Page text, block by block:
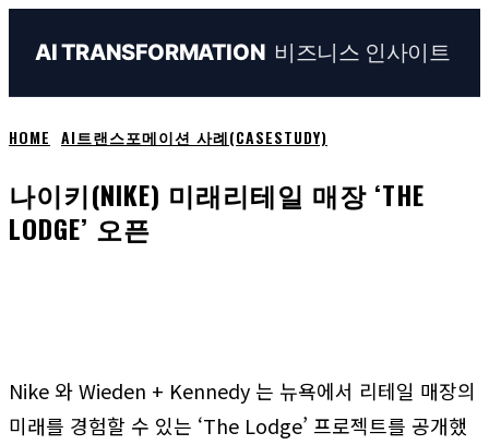
AI TRANSFORMATION 비즈니스 인사이트
HOME AI트랜스포메이션 사례(CASESTUDY)
나이키(NIKE) 미래리테일 매장 ‘THE
LODGE’ 오픈
Nike 와 Wieden + Kennedy 는 뉴욕에서 리테일 매장의
미래를 경험할 수 있는 ‘The Lodge’ 프로젝트를 공개했